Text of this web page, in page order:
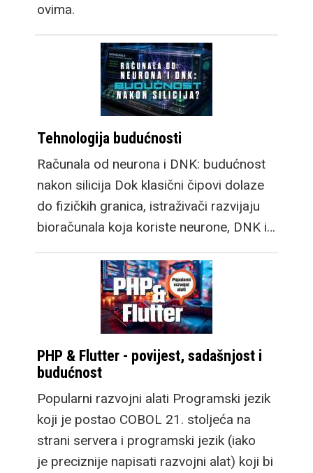
ovima.
Tehnologija budućnosti
Računala od neurona i DNK: budućnost
nakon silicija Dok klasični čipovi dolaze
do fizičkih granica, istraživači razvijaju
bioračunala koja koriste neurone, DNK i…
PHP & Flutter - povijest, sadašnjost i
budućnost
Popularni razvojni alati Programski jezik
koji je postao COBOL 21. stoljeća na
strani servera i programski jezik (iako
je preciznije napisati razvojni alat) koji bi